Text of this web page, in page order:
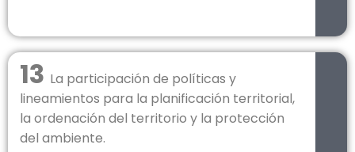
13 La participación de políticas y
lineamientos para la planificación territorial,
la ordenación del territorio y la protección
del ambiente.